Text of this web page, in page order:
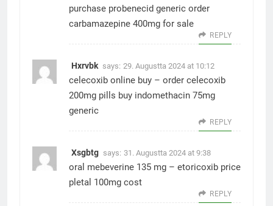
purchase probenecid generic order
carbamazepine 400mg for sale
REPLY
Hxrvbk says: 29. Augustta 2024 at 10:12
celecoxib online buy – order celecoxib
200mg pills buy indomethacin 75mg
generic
REPLY
Xsgbtg says: 31. Augustta 2024 at 9:38
oral mebeverine 135 mg – etoricoxib price
pletal 100mg cost
REPLY